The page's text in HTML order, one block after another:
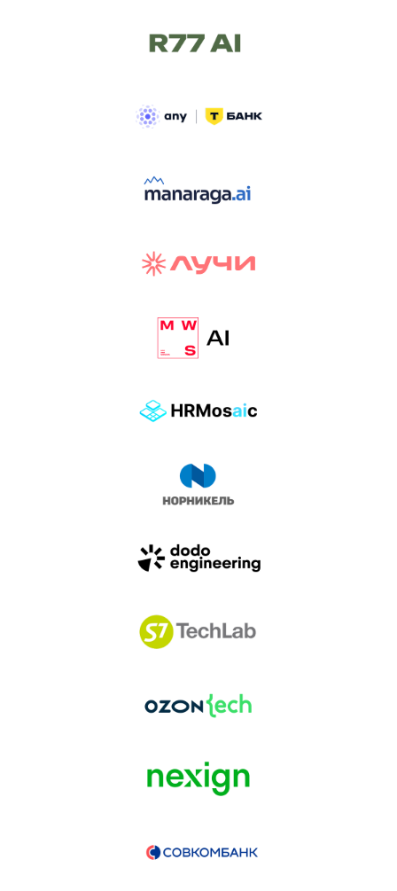
к построению бизнеса и созданию технологий под
Доклады, дискуссия и битва AI-агентов — 25 июня
ТРЕК «AI-NATIVE»
И БИТВА АГЕНТОВ
УЗНАТЬ БОЛЬШЕ
CONVERSATIONS